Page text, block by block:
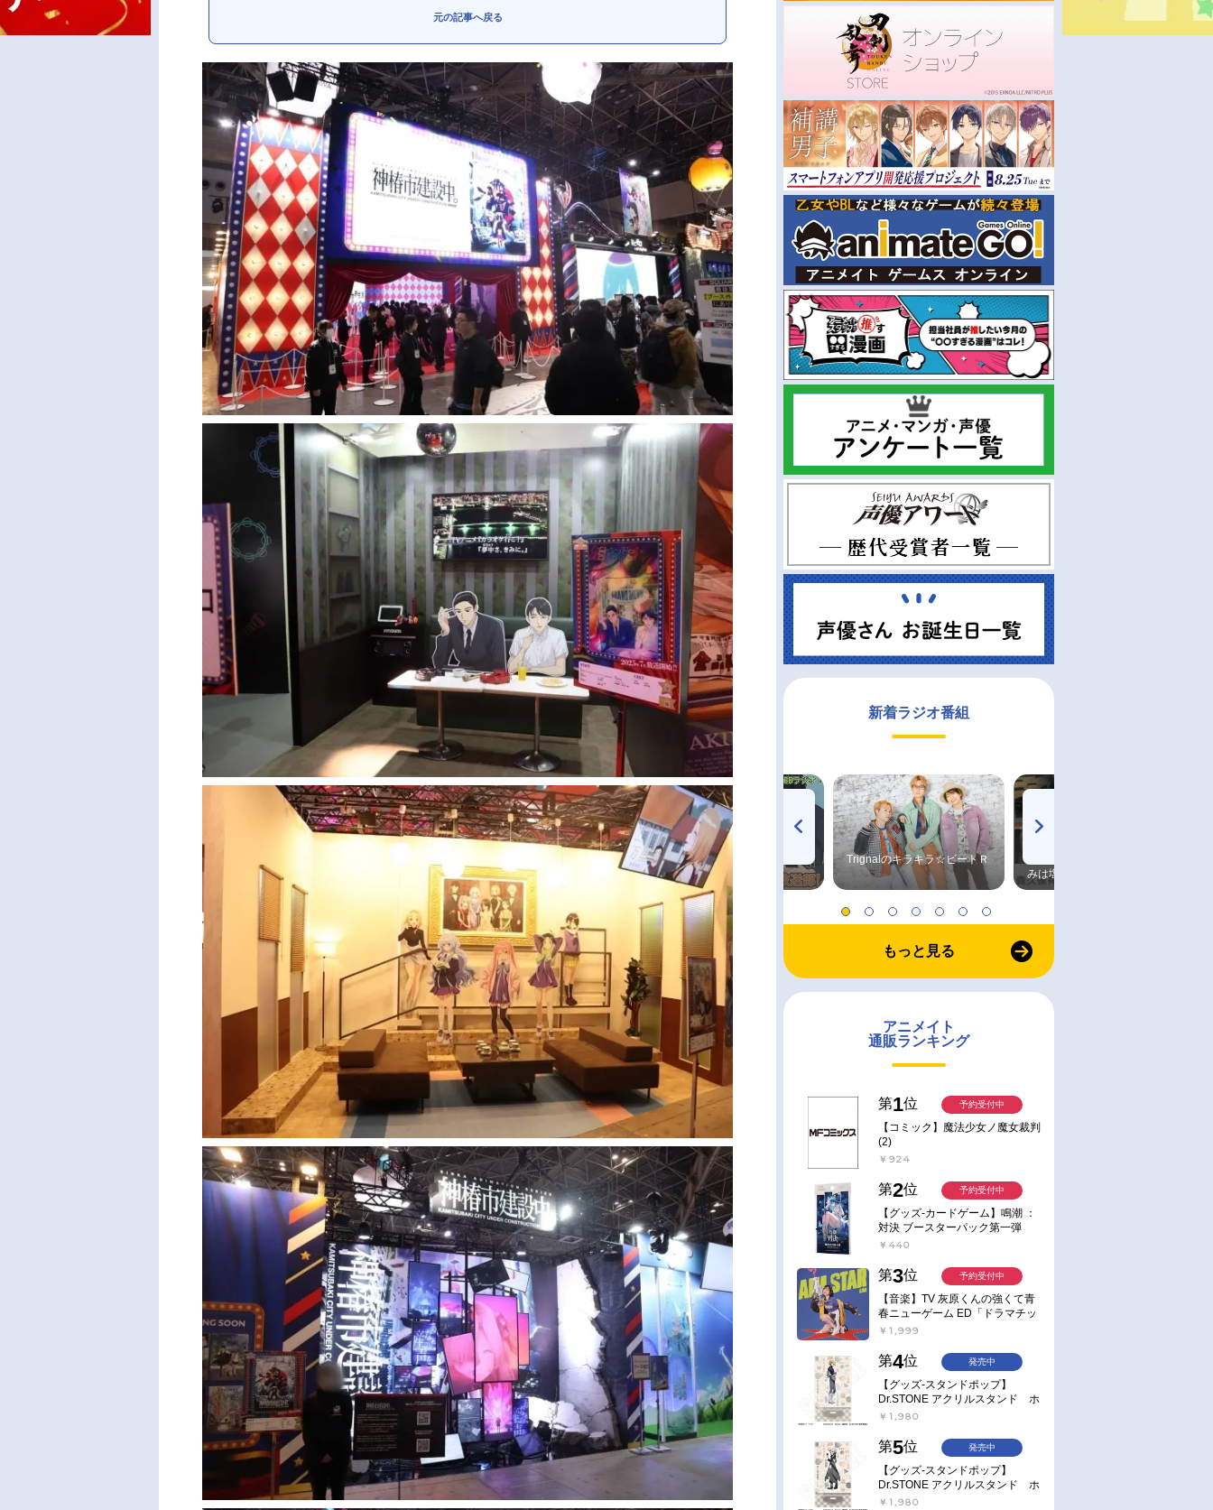
元の記事へ戻る
新着ラジオ番組
TVアニメ『戦隊大失格』
radio 大直会 2nd season
ハイキュー!! 烏野高校放送部! Trignalのキラキラ☆ビートＲ
みは塩だけ
もっと見る
アニメイト
通販ランキング
第1位
【コミック】魔法少女ノ魔女裁判
(2)
￥924
予約受付中
第2位
【グッズ-カードゲーム】鳴潮 ：
対決 ブースターパック第一弾
【ポイント2倍】
￥440
予約受付中
第3位
【音楽】TV 灰原くんの強くて青
春ニューゲーム ED「ドラマチッ
ク逃避行」収録シングル AIM
￥1,999
予約受付中
第4位
【グッズ-スタンドポップ】
Dr.STONE アクリルスタンド ホ
ワイマンといっしょver. スタン
￥1,980
発売中
第5位
【グッズ-スタンドポップ】
Dr.STONE アクリルスタンド ホ
ワイマンといっしょver. Dr.ゼノ
￥1,980
発売中